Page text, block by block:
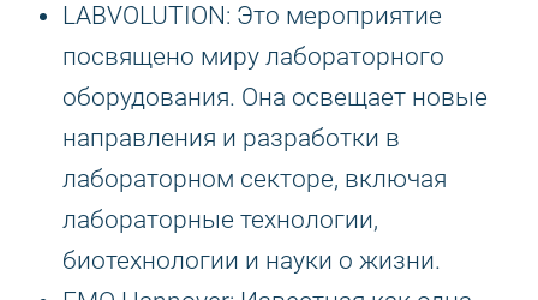
LABVOLUTION: Это мероприятие
посвящено миру лабораторного
оборудования. Она освещает новые
направления и разработки в
лабораторном секторе, включая
лабораторные технологии,
биотехнологии и науки о жизни.